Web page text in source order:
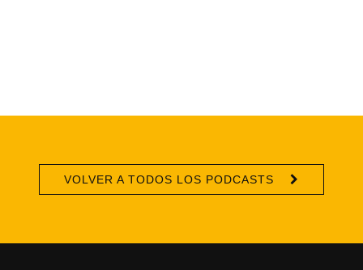
VOLVER A TODOS LOS PODCASTS